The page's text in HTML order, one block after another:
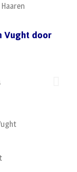
Vught door